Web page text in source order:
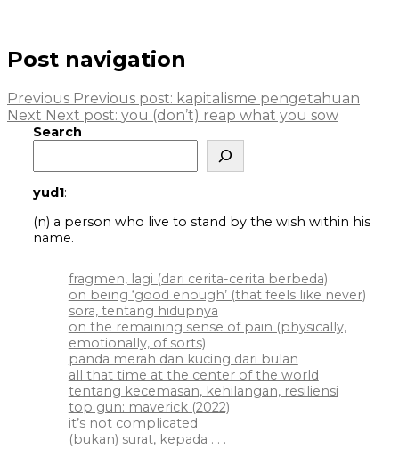
Post navigation
Previous Previous post: kapitalisme pengetahuan
Next Next post: you (don’t) reap what you sow
Search
yud1:
(n) a person who live to stand by the wish within his
name.
fragmen, lagi (dari cerita-cerita berbeda)
on being ‘good enough’ (that feels like never)
sora, tentang hidupnya
on the remaining sense of pain (physically,
emotionally, of sorts)
panda merah dan kucing dari bulan
all that time at the center of the world
tentang kecemasan, kehilangan, resiliensi
top gun: maverick (2022)
it’s not complicated
(bukan) surat, kepada . . .